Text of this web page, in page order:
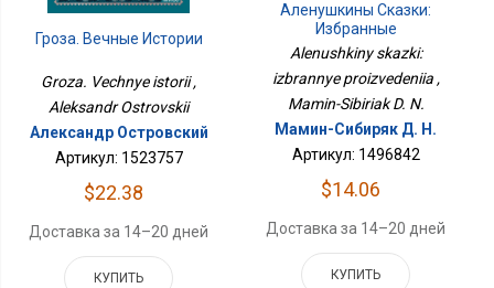
Гроза. Вечные Истории
Groza. Vechnye istorii ,
Aleksandr Ostrovskii
Александр Островский
Артикул: 1523757
$22.38
Доставка за 14–20 дней
КУПИТЬ
Аленушкины Сказки:
Избранные
Произведения
Alenushkiny skazki:
izbrannye proizvedeniia ,
Mamin-Sibiriak D. N.
Мамин-Сибиряк Д. Н.
Артикул: 1496842
$14.06
Доставка за 14–20 дней
КУПИТЬ